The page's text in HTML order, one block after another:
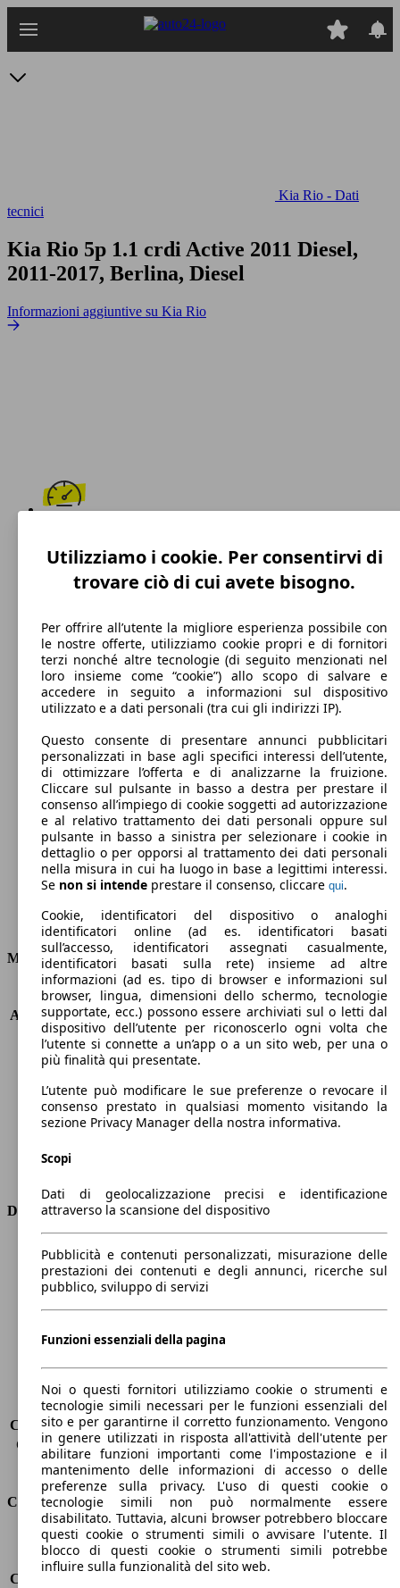
Kia Rio - Dati
tecnici
Kia Rio 5p 1.1 crdi Active 2011 Diesel,
2011-2017, Berlina, Diesel
Informazioni aggiuntive su Kia Rio
Diesel
Carburante
94 g/km
Emissioni di CO2 (combinato)*
Ø 3.6 l/100km
Consumi
Motore e Prestazioni
KW (PS)
55 kW (75 PS)
Accelerazione (0-100 km/h) 16.1s
Velocità massima (km/h)
160 km/h
Numero di marce
6
Cilindrata
1120 ccm
Carburante
Diesel
Trasmissione
Dimensioni
Lunghezza
4050 mm
Altezza
1460 mm
Larghezza
1720 mm
Passo
2570 mm
Carico massimo
-
Porte
5
Sedili
5
Carico sul tetto
-
Capacità di traino (senza freni) -
Capacità di traino (con freni)
800 kg
Volume del bagagliaio
288 - 923 l
Consumi
Emissioni di CO2*
94 g/km (komb.)
Consumo (urbano)
3.9 l/100km
Consumo (extra-urbano)
Utilizziamo i cookie. Per consentirvi di
trovare ciò di cui avete bisogno.
Per offrire all’utente la migliore esperienza possibile con
le nostre offerte, utilizziamo cookie propri e di fornitori
terzi nonché altre tecnologie (di seguito menzionati nel
loro insieme come “cookie”) allo scopo di salvare e
accedere in seguito a informazioni sul dispositivo
utilizzato e a dati personali (tra cui gli indirizzi IP).
Questo consente di presentare annunci pubblicitari
personalizzati in base agli specifici interessi dell’utente,
di ottimizzare l’offerta e di analizzarne la fruizione.
Cliccare sul pulsante in basso a destra per prestare il
consenso all’impiego di cookie soggetti ad autorizzazione
e al relativo trattamento dei dati personali oppure sul
pulsante in basso a sinistra per selezionare i cookie in
dettaglio o per opporsi al trattamento dei dati personali
nella misura in cui ha luogo in base a legittimi interessi.
Se non si intende prestare il consenso, cliccare qui.
Cookie, identificatori del dispositivo o analoghi
identificatori online (ad es. identificatori basati
sull’accesso, identificatori assegnati casualmente,
identificatori basati sulla rete) insieme ad altre
informazioni (ad es. tipo di browser e informazioni sul
browser, lingua, dimensioni dello schermo, tecnologie
supportate, ecc.) possono essere archiviati sul o letti dal
dispositivo dell’utente per riconoscerlo ogni volta che
l’utente si connette a un’app o a un sito web, per una o
più finalità qui presentate.
L’utente può modificare le sue preferenze o revocare il
consenso prestato in qualsiasi momento visitando la
sezione Privacy Manager della nostra informativa.
Scopi
Dati di geolocalizzazione precisi e identificazione
attraverso la scansione del dispositivo
Pubblicità e contenuti personalizzati, misurazione delle
prestazioni dei contenuti e degli annunci, ricerche sul
pubblico, sviluppo di servizi
Funzioni essenziali della pagina
Noi o questi fornitori utilizziamo cookie o strumenti e
tecnologie simili necessari per le funzioni essenziali del
sito e per garantirne il corretto funzionamento. Vengono
in genere utilizzati in risposta all'attività dell'utente per
abilitare funzioni importanti come l'impostazione e il
mantenimento delle informazioni di accesso o delle
preferenze sulla privacy. L'uso di questi cookie o
tecnologie simili non può normalmente essere
disabilitato. Tuttavia, alcuni browser potrebbero bloccare
questi cookie o strumenti simili o avvisare l'utente. Il
blocco di questi cookie o strumenti simili potrebbe
influire sulla funzionalità del sito web.